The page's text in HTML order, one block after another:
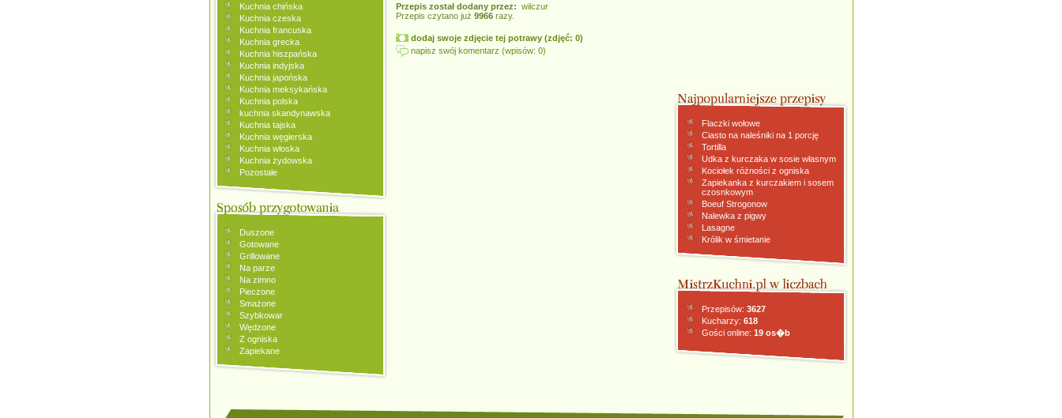
Kuchnia chińska
Kuchnia czeska
Kuchnia francuska
Kuchnia grecka
Kuchnia hiszpańska
Kuchnia indyjska
Kuchnia japońska
Kuchnia meksykańska
Kuchnia polska
kuchnia skandynawska
Kuchnia tajska
Kuchnia węgierska
Kuchnia włoska
Kuchnia żydowska
Pozostałe
Duszone
Gotowane
Grillowane
Na parze
Na zimno
Pieczone
Smażone
Szybkowar
Wędzone
Z ogniska
Zapiekane
Przepis został dodany przez: wilczur
Przepis czytano już 9966 razy.
dodaj swoje zdjęcie tej potrawy (zdjęć: 0)
napisz swój komentarz (wpisów: 0)
Flaczki wołowe
Ciasto na naleśniki na 1 porcję
Tortilla
Udka z kurczaka w sosie własnym
Kociołek różności z ogniska
Zapiekanka z kurczakiem i sosem
czosnkowym
Boeuf Strogonow
Nalewka z pigwy
Lasagne
Królik w śmietanie
Przepisów: 3627
Kucharzy: 618
Gości online: 19 os�b